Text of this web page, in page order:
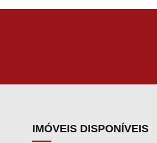
IMÓVEIS DISPONÍVEIS